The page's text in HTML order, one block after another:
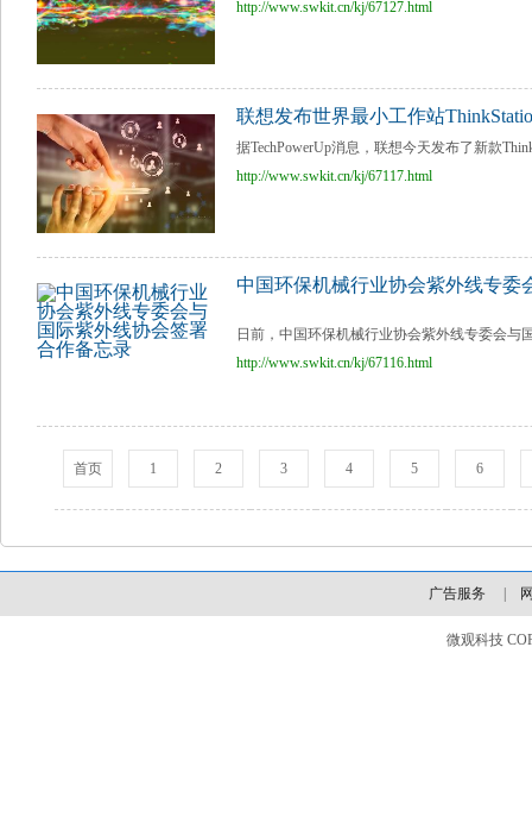
http://www.swkit.cn/kj/67127.html
联想发布世界最小工作站
据TechPowerUp消息，联想今天发布了新款
http://www.swkit.cn/kj/67117.html
中国环保机械行业协会紫外线专委
日前，中国环保机械行业协会紫外线专委会与
http://www.swkit.cn/kj/67116.html
首页 1 2 3 4 5 6
广告服务
微观科技